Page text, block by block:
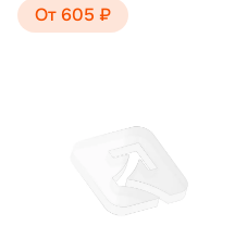
От 605 ₽